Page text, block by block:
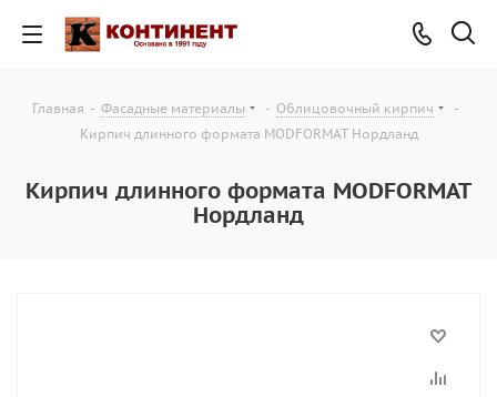
Главная - Фасадные материалы - Облицовочный кирпич
-
Кирпич длинного формата MODFORMAT Нордланд
Кирпич длинного формата MODFORMAT
Нордланд